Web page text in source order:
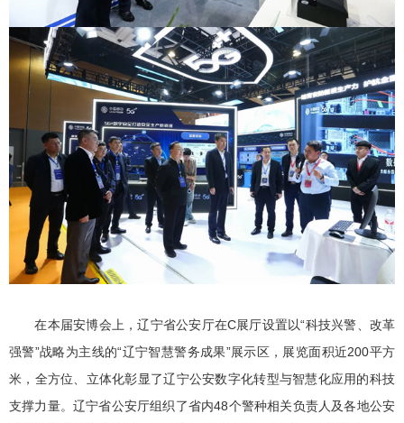
在本届安博会上，辽宁省公安厅在C展厅设置以“科技兴警、改革
强警”战略为主线的“辽宁智慧警务成果”展示区，展览面积近200平方
米，全方位、立体化彰显了辽宁公安数字化转型与智慧化应用的科技
支撑力量。辽宁省公安厅组织了省内48个警种相关负责人及各地公安